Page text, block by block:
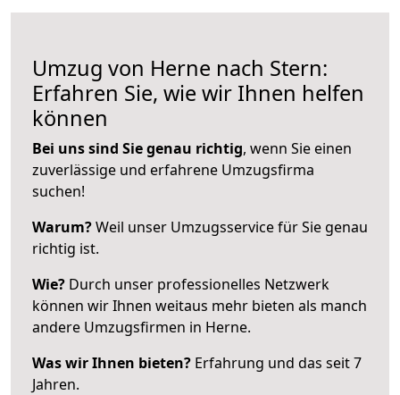
Umzug von Herne nach Stern:
Erfahren Sie, wie wir Ihnen helfen
können
Bei uns sind Sie genau richtig, wenn Sie einen
zuverlässige und erfahrene Umzugsfirma
suchen!
Warum?Weil unser Umzugsservice für Sie genau
richtig ist.
Wie? Durch unser professionelles Netzwerk
können wir Ihnen weitaus mehr bieten als manch
andere Umzugsfirmen in Herne.
Was wir Ihnen bieten? Erfahrung und das seit 7
Jahren.